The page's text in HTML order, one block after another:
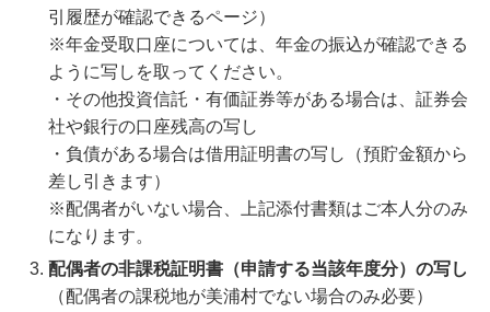
引履歴が確認できるページ）
※年金受取口座については、年金の振込が確認できる
ように写しを取ってください。
・その他投資信託・有価証券等がある場合は、証券会
社や銀行の口座残高の写し
・負債がある場合は借用証明書の写し（預貯金額から
差し引きます）
※配偶者がいない場合、上記添付書類はご本人分のみ
になります。
配偶者の非課税証明書（申請する当該年度分）の写し
（配偶者の課税地が美浦村でない場合のみ必要）